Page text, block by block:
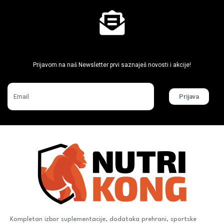
Prijavom na naš Newsletter prvi saznaješ novosti i akcije!
Prijava
Kompletan izbor suplementacije, dodataka prehrani, sportske